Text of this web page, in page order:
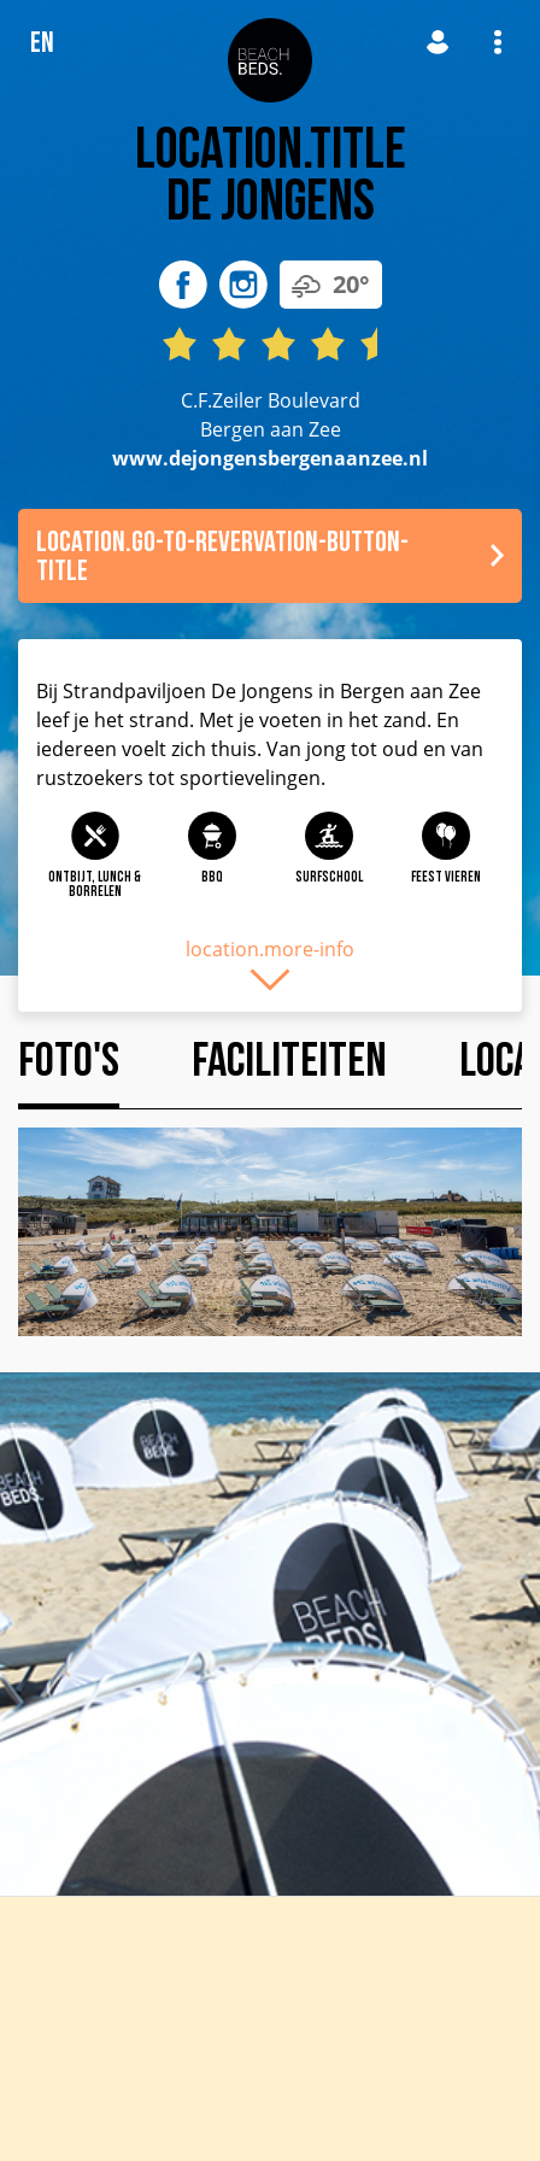
EN
location.title
De Jongens
20°
C.F.Zeiler Boulevard
Bergen aan Zee
www.dejongensbergenaanzee.nl
location.go-to-revervation-button-
title
Bij Strandpaviljoen De Jongens in Bergen aan Zee
leef je het strand. Met je voeten in het zand. En
iedereen voelt zich thuis. Van jong tot oud en van
rustzoekers tot sportievelingen.
Ontbijt, lunch &
borrelen
BBQ Surfschool Feest vieren
location.more-info
Foto's Faciliteiten